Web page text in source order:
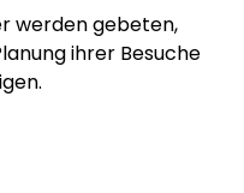
werden gebeten,
ihrer Besuche